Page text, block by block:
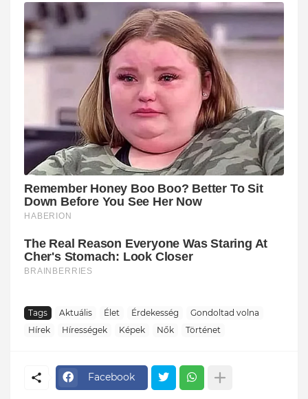
Tags Aktuális Élet Érdekesség
Gondoltad volna
Hírek
Hírességek Képek Nők Történet
Facebook